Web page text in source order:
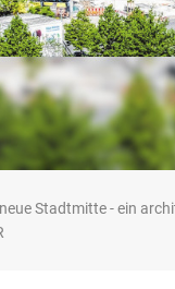
Stadtmitte - ein